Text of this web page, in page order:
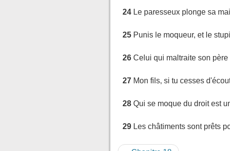
24 Le paresseux plonge sa
25 Punis le moqueur, et le
26 Celui qui maltraite son
27 Mon fils, si tu cesses
28 Qui se moque du droit est
29 Les châtiments sont prêts